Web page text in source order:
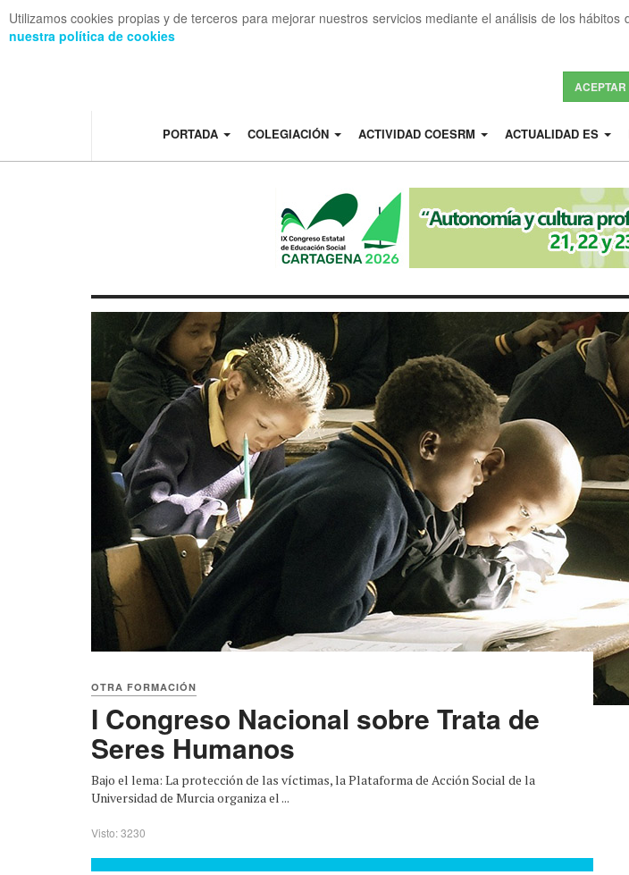
Utilizamos cookies propias y de terceros para mejorar nuestros servicios mediante el análisis de los
nuestra política de cookies
ACEPTAR
PORTADA COLEGIACIÓN ACTIVIDAD COESRM ACTUALIDAD ES
OTRA FORMACIÓN
I Congreso Nacional sobre Trata de
Seres Humanos
Bajo el lema: La protección de las víctimas, la Plataforma de Acción Social de la
Universidad de Murcia organiza el ...
Visto: 3230